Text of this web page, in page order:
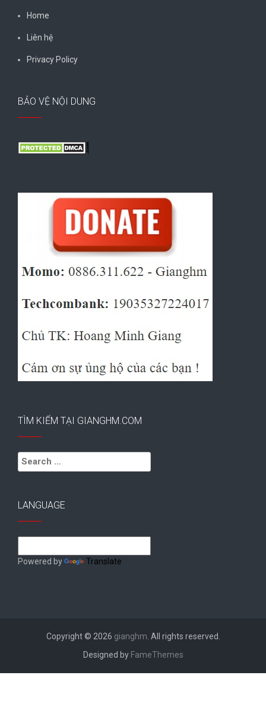
Home
Liên hệ
Privacy Policy
BẢO VỆ NỘI DUNG
TÌM KIẾM TẠI GIANGHM.COM
Search
for:
LANGUAGE
Powered by Translate
Copyright © 2026 gianghm . All rights reserved.
Designed by FameThemes